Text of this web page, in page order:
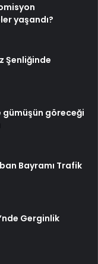
yaşandı?
Şenliğinde
gümüşün göreceği
Bayramı Trafik
Gerginlik